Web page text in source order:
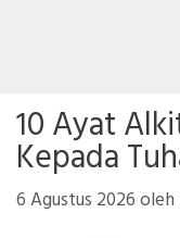
10 Ayat
Kepada
6 Agustus 2026oleh